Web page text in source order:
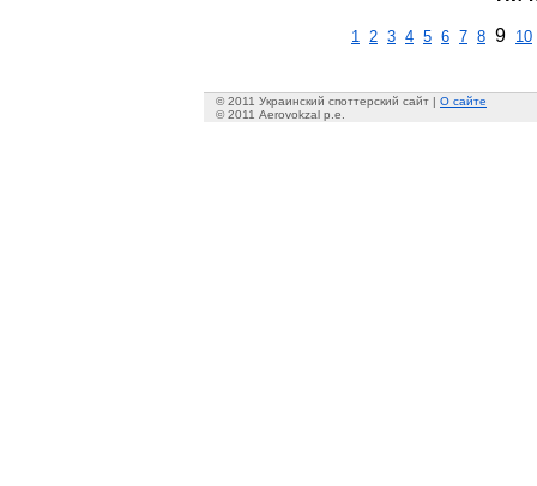
1 2 3 4 5 6 7 8 9 10
© 2011 Украинский споттерский сайт | О сайте
© 2011 Aerovokzal p.e.